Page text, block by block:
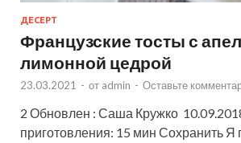
ДЕСЕРТ
Французские тосты с
лимонной цедрой
23.03.2021 - от admin - Оставьте
2 Обновлен : Саша Кружко
приготовления: 15 мин Сохранить Я